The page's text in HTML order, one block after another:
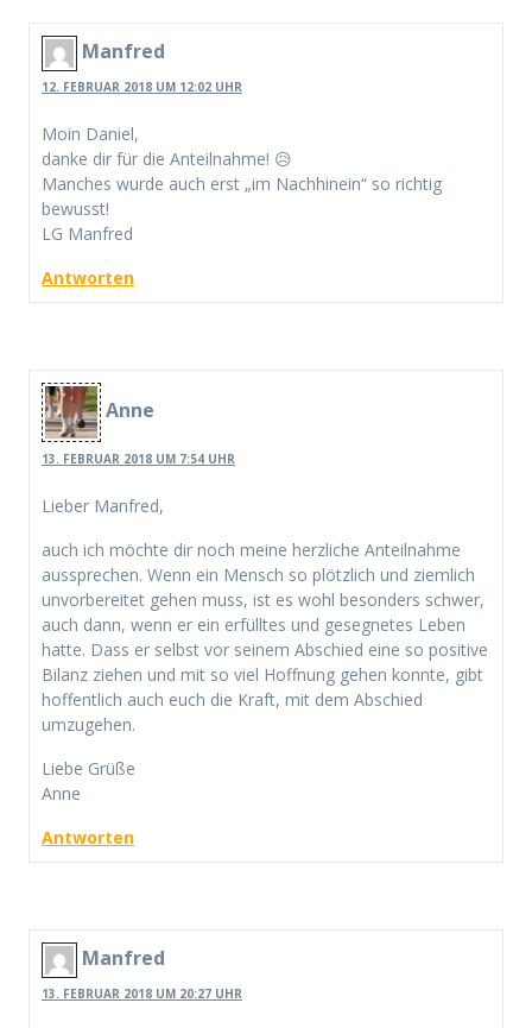
Manfred
12. FEBRUAR 2018 UM 12:02 UHR
Moin Daniel,
danke dir für die Anteilnahme! 😥
Manches wurde auch erst „im Nachhinein“ so richtig
bewusst!
LG Manfred
Antworten
Anne
13. FEBRUAR 2018 UM 7:54 UHR
Lieber Manfred,
auch ich möchte dir noch meine herzliche Anteilnahme
aussprechen. Wenn ein Mensch so plötzlich und ziemlich
unvorbereitet gehen muss, ist es wohl besonders schwer,
auch dann, wenn er ein erfülltes und gesegnetes Leben
hatte. Dass er selbst vor seinem Abschied eine so positive
Bilanz ziehen und mit so viel Hoffnung gehen konnte, gibt
hoffentlich auch euch die Kraft, mit dem Abschied
umzugehen.
Liebe Grüße
Anne
Antworten
Manfred
13. FEBRUAR 2018 UM 20:27 UHR